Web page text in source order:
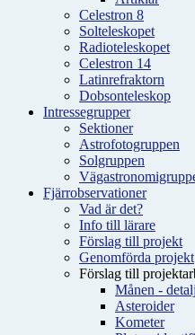
Celestron 8
Solteleskopet
Radioteleskopet
Celestron 14
Latinrefraktorn
Dobsonteleskop
Intressegrupper
Sektioner
Astrofotogruppen
Solgruppen
Fjärrobservationer
Vad är det?
Info till lärare
Förslag till projekt
Genomförda projekt
Förslag till
Månen -
Asteroider
Kometer